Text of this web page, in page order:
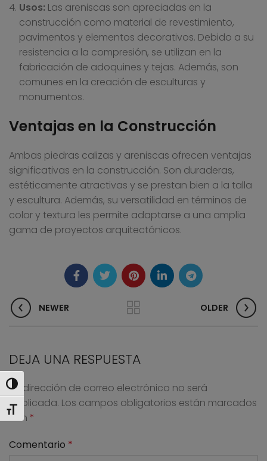
ALTERNAR ALTO CONTRASTE
ALTERNAR TAMAÑO DE LETRA
Usos: Las areniscas son apreciadas en la
construcción como material de revestimiento,
pavimentos y elementos decorativos. Debido a su
resistencia a la compresión, se utilizan en la
fabricación de adoquines y tejas. Además, son
comunes en la creación de esculturas y
monumentos.
Ventajas en la Construcción
Ambas piedras calizas y areniscas ofrecen ventajas
significativas en la construcción. Son duraderas,
estéticamente atractivas y se prestan bien a la talla
y escultura. Además, su versatilidad en términos de
color y textura les permite adaptarse a una amplia
gama de proyectos arquitectónicos.
NEWER OLDER
DEJA UNA RESPUESTA
Tu dirección de correo electrónico no será
publicada. Los campos obligatorios están marcados
con *
Comentario *